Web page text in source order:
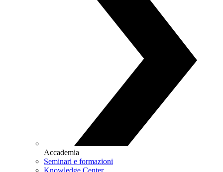
Accademia
Seminari e formazioni
Knowledge Center